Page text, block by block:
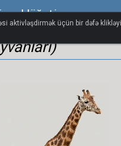
lüğəti
aktivləşdirmək üçün bir dəfə